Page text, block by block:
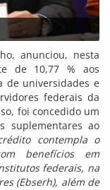
anunciou, nesta
de 10,77 % aos
de universidades e
federais da
foi concedido um
suplementares ao
contempla o
benefícios em
federais, na
(Ebserh), além de